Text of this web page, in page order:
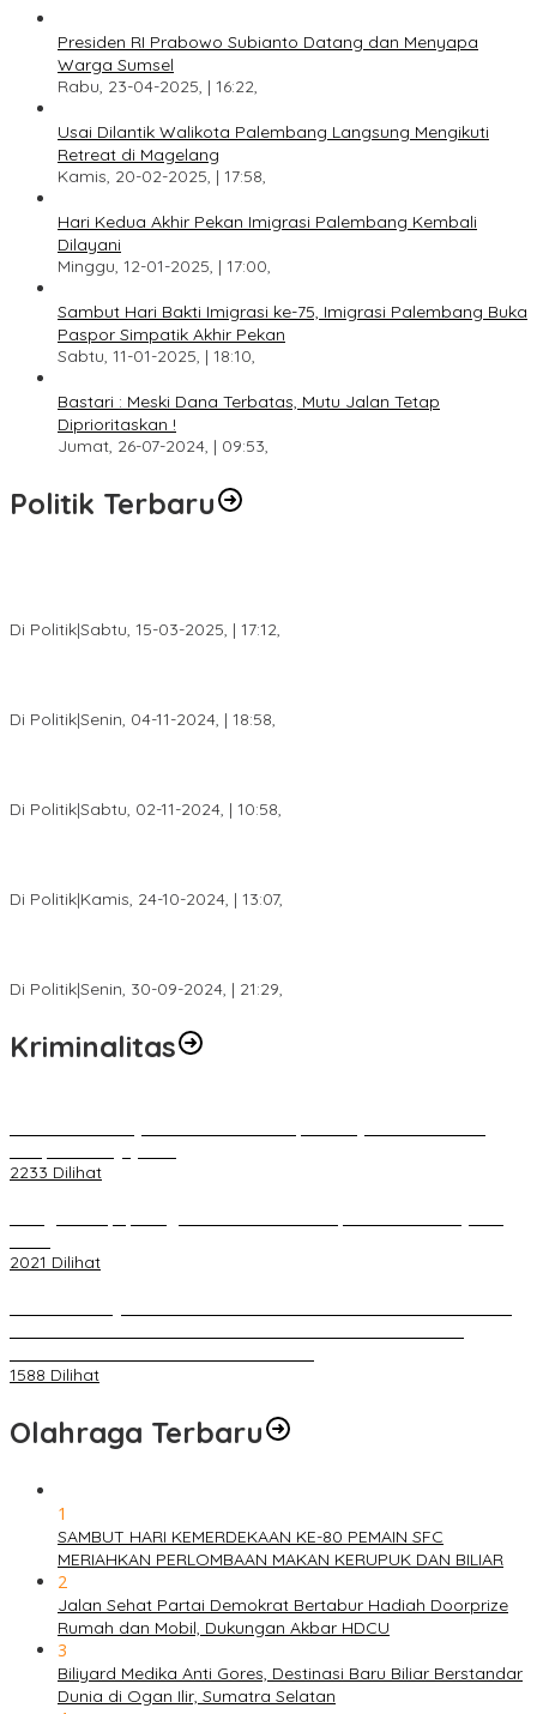
Presiden RI Prabowo Subianto Datang dan Menyapa
Warga Sumsel
Rabu, 23-04-2025, | 16:22,
Usai Dilantik Walikota Palembang Langsung Mengikuti
Retreat di Magelang
Kamis, 20-02-2025, | 17:58,
Hari Kedua Akhir Pekan Imigrasi Palembang Kembali
Dilayani
Minggu, 12-01-2025, | 17:00,
Sambut Hari Bakti Imigrasi ke-75, Imigrasi Palembang Buka
Paspor Simpatik Akhir Pekan
Sabtu, 11-01-2025, | 18:10,
Bastari : Meski Dana Terbatas, Mutu Jalan Tetap
Diprioritaskan !
Jumat, 26-07-2024, | 09:53,
Politik Terbaru
Di Politik|Sabtu, 15-03-2025, | 17:12,
Di Politik|Senin, 04-11-2024, | 18:58,
Di Politik|Sabtu, 02-11-2024, | 10:58,
Di Politik|Kamis, 24-10-2024, | 13:07,
Di Politik|Senin, 30-09-2024, | 21:29,
Kriminalitas
2233 Dilihat
2021 Dilihat
1588 Dilihat
Olahraga Terbaru
1
SAMBUT HARI KEMERDEKAAN KE-80 PEMAIN SFC
MERIAHKAN PERLOMBAAN MAKAN KERUPUK DAN BILIAR
2
Jalan Sehat Partai Demokrat Bertabur Hadiah Doorprize
Rumah dan Mobil, Dukungan Akbar HDCU
3
Biliyard Medika Anti Gores, Destinasi Baru Biliar Berstandar
Dunia di Ogan Ilir, Sumatra Selatan